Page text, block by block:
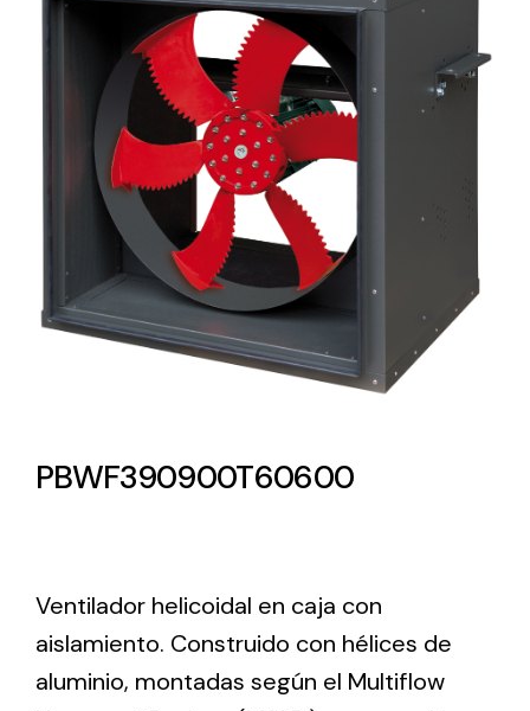
Lighting and Electrical
Equipment
Complete solutions in lighting and electrical
material for each project and need
Ventilation
The incorporation of Novovent into the group
meant a greater offer of ventilation products for
PBWF390900T60600
Ventilador helicoidal en caja con
aislamiento. Construido con hélices de
aluminio, montadas según el Multiflow